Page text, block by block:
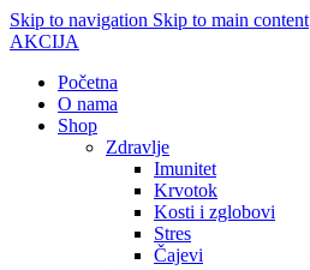
Skip to navigation Skip to main content
AKCIJA
Početna
O nama
Shop
Zdravlje
Imunitet
Krvotok
Kosti i zglobovi
Stres
Čajevi